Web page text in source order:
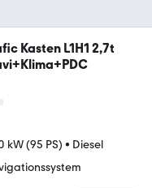
Kasten L1H1 2,7t
kW (95 PS) • Diesel